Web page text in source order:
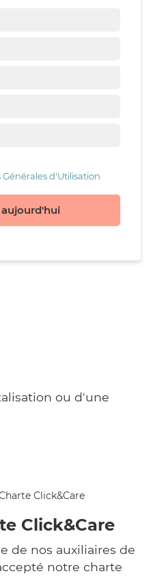
d'Utilisation
aujourd'hui
ou d'une
Click&Care
de nos auxiliaires de
notre charte